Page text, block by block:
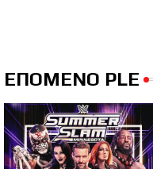
ΕΠΟΜΕΝΟ PLE